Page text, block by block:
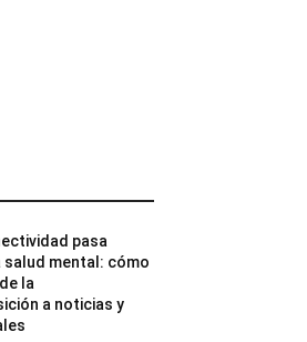
pasa
salud mental: cómo
la
a noticias y